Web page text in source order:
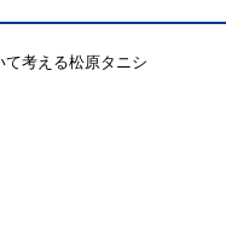
て考える松原タニシ